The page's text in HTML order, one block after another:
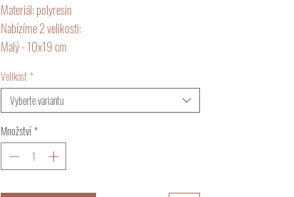
Materiál: polyresin
Nabízíme 2 velikosti:
Malý - 10x19 cm
Velikost*
Vyberte variantu
Množství*